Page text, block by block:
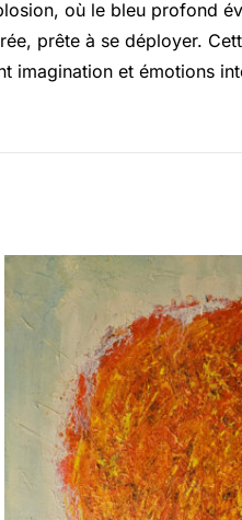
où le bleu profond
prête à se déployer.
imagination et émotions